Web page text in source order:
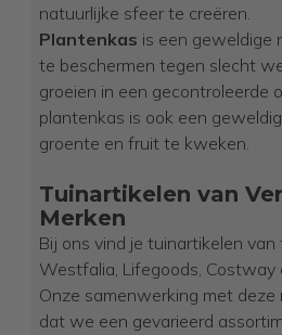
natuurlijke sfeer te creëren.
Plantenkas is een geweldige
te beschermen tegen slecht
groeien in een gecontroleerde
plantenkas is ook een
groente en fruit te kweken.
Tuinartikelen van
Merken
Bij ons vind je tuinartikelen
Westfalia, Lifegoods, Costway
Onze samenwerking met deze
dat we een gevarieerd